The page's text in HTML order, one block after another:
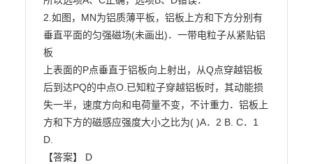
2.如图，MN为铝质薄平板，铝板上方和下方分别有
垂直平面的匀强磁场(未画出)．一带电粒子从紧贴铝
板
上表面的P点垂直于铝板向上射出，从Q点穿越铝板
后到达PQ的中点O.已知粒子穿越铝板时，其动能损
失一半，速度方向和电荷量不变，不计重力．铝板上
方和下方的磁感应强度大小之比为( )A．2 B. C．1
D.
【答案】 D